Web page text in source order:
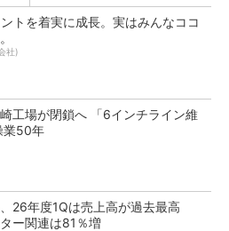
トを着実に成長。実はみんなココ
社)
工場が閉鎖へ 「6インチライン維
業50年
26年度1Qは売上高が過去最高
ー関連は81％増